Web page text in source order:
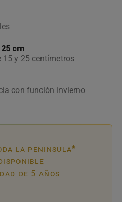
cm
15 y 25 centímetros
con función invierno
la peninsula*
de 5 años